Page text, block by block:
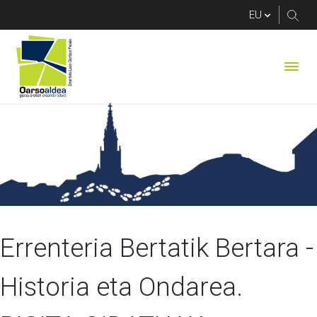
Errenteria Bertatik
Errenteria Bertatik Bertara -
Historia eta Ondarea.